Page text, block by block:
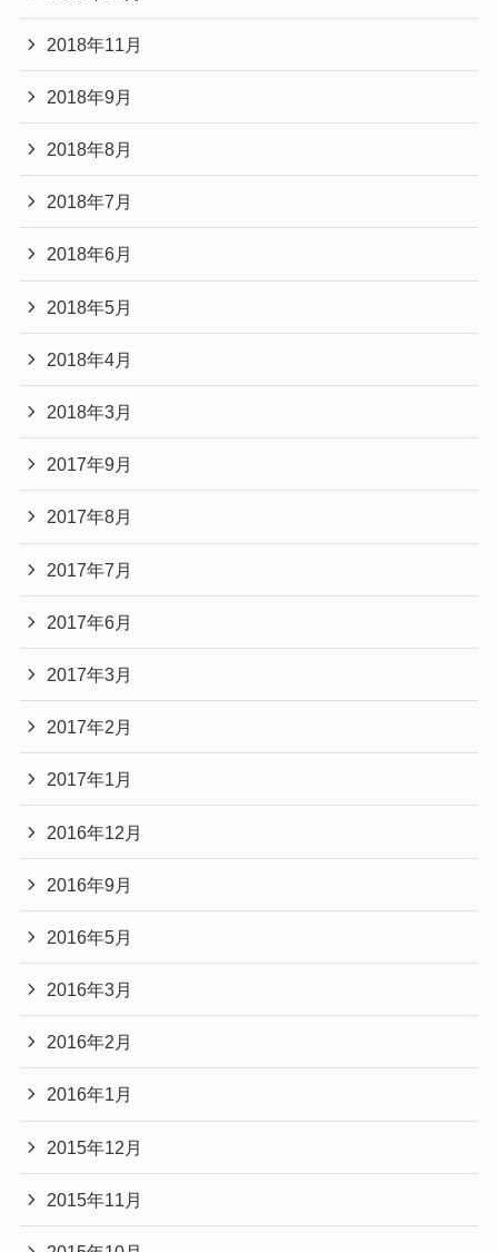
2018年11月
2018年9月
2018年8月
2018年7月
2018年6月
2018年5月
2018年4月
2018年3月
2017年9月
2017年8月
2017年7月
2017年6月
2017年3月
2017年2月
2017年1月
2016年12月
2016年9月
2016年5月
2016年3月
2016年2月
2016年1月
2015年12月
2015年11月